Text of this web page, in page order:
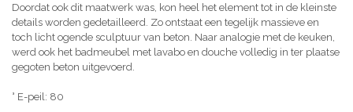
Doordat ook dit maatwerk was, kon heel het element tot in de kleinste
details worden gedetailleerd. Zo ontstaat een tegelijk massieve en
toch licht ogende sculptuur van beton. Naar analogie met de keuken,
werd ook het badmeubel met lavabo en douche volledig in ter plaatse
gegoten beton uitgevoerd.
° E-peil: 80